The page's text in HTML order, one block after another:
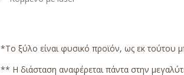
*Το ξύλο είναι φυσικό προϊόν, ως εκ τούτου
** Η διάσταση αναφέρεται πάντα στην